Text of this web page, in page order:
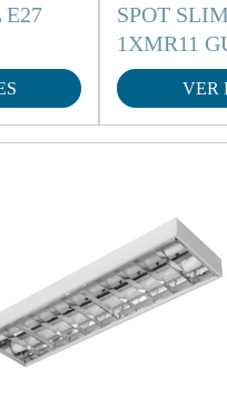
E27
SPOT
1XMR11
VER